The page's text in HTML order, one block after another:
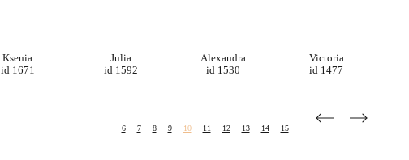
Ksenia
id 1671
Julia
id 1592
Alexandra
id 1530
Victoria
id 1477
6 7 8 9 10 11 12 13 14 15